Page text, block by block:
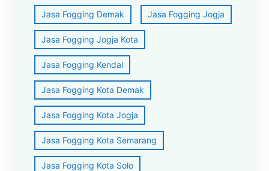
Jasa Fogging Demak Jasa Fogging Jogja
Jasa Fogging Jogja Kota
Jasa Fogging Kendal
Jasa Fogging Kota Demak
Jasa Fogging Kota Jogja
Jasa Fogging Kota Semarang
Jasa Fogging Kota Solo